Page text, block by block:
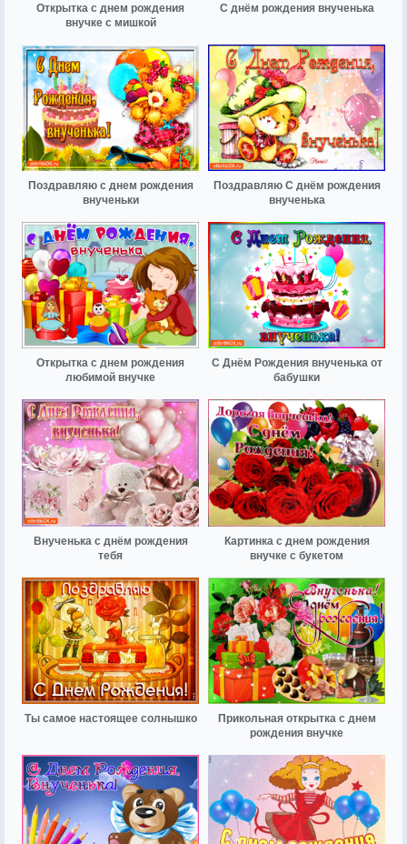
Открытка с днем рождения
внучке с мишкой
С днём рождения внученька
Поздравляю с днем рождения
внученьки
Поздравляю C днём рождения
внученька
Открытка с днем рождения
любимой внучке
С Днём Рождения внученька от
бабушки
Внученька с днём рождения
тебя
Картинка с днем рождения
внучке с букетом
Ты самое настоящее солнышко
Прикольная открытка с днем
рождения внучке